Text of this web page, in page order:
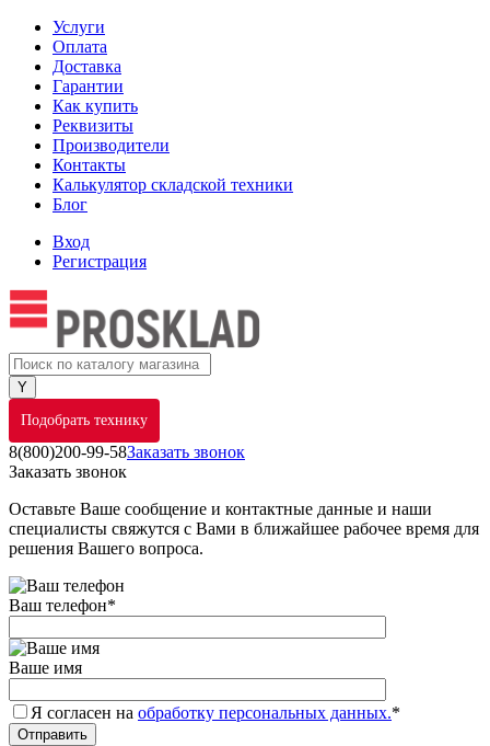
Услуги
Оплата
Доставка
Гарантии
Как купить
Реквизиты
Производители
Контакты
Калькулятор складской техники
Блог
Вход
Регистрация
Подобрать технику
8(800)200-99-58Заказать звонок
Заказать звонок
Оставьте Ваше сообщение и контактные данные и наши
специалисты свяжутся с Вами в ближайшее рабочее время для
решения Вашего вопроса.
Ваш телефон*
Ваше имя
Я согласен на обработку персональных данных.*